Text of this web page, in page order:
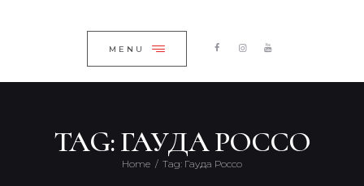
MENU
TAG: ГАУДА РОССО
Home Tag: Гауда Россо
КАТАЛОГ
ПРО КОМПАНІЮ
КОНТАКТИ